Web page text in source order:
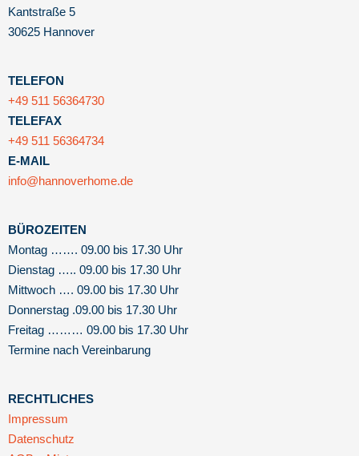
Kantstraße 5
30625 Hannover
TELEFON
+49 511 56364730
TELEFAX
+49 511 56364734
E-MAIL
info@hannoverhome.de
BÜROZEITEN
Montag ……. 09.00 bis 17.30 Uhr
Dienstag ….. 09.00 bis 17.30 Uhr
Mittwoch …. 09.00 bis 17.30 Uhr
Donnerstag .09.00 bis 17.30 Uhr
Freitag ……… 09.00 bis 17.30 Uhr
Termine nach Vereinbarung
RECHTLICHES
Impressum
Datenschutz